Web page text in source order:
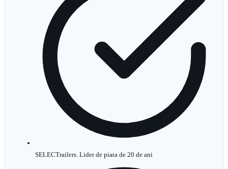
SELECTrailers. Lider de piata de 20 de ani